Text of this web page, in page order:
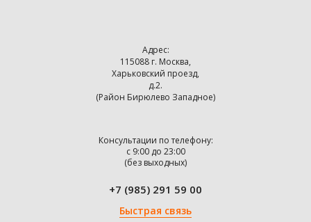
Адрес:
115088 г. Москва,
Харьковский проезд,
д.2.
(Район Бирюлево Западное)
Консультации по телефону:
с 9:00 до 23:00
(без выходных)
+7 (985) 291 59 00
Быстрая связь